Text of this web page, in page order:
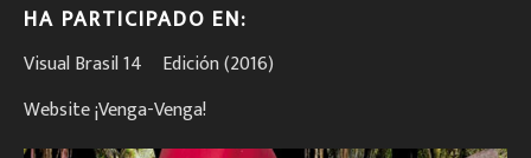
HA PARTICIPADO EN:
Visual Brasil 14º Edición (2016)
Website ¡Venga-Venga!